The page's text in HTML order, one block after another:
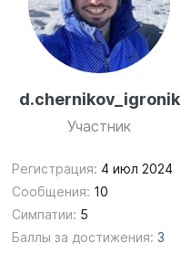
d.chernikov_igronik
Участник
Регистрация: 4 июл 2024
Сообщения: 10
Симпатии: 5
Баллы за достижения: 3